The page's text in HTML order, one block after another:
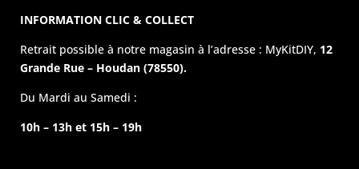
INFORMATION CLIC & COLLECT
Retrait possible à notre magasin à l’adresse : MyKitDIY, 12
Grande Rue – Houdan (78550).
Du Mardi au Samedi :
10h – 13h et 15h – 19h